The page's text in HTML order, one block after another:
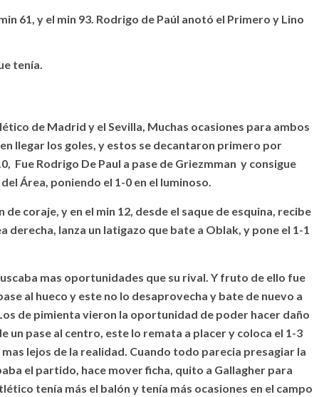
61, y el min 93. Rodrigo de Paúl anotó el Primero y Lino
tenía.
de Madrid y el Sevilla, Muchas ocasiones para ambos
llegar los goles, y estos se decantaron primero por
Fue Rodrigo De Paul a pase de Griezmman y consigue
Área, poniendo el 1-0 en el luminoso.
coraje, y en el min 12, desde el saque de esquina, recibe
lanza un latigazo que bate a Oblak, y pone el 1-1
mas oportunidades que su rival. Y fruto de ello fue
al hueco y este no lo desaprovecha y bate de nuevo a
de pimienta vieron la oportunidad de poder hacer daño
un pase al centro, este lo remata a placer y coloca el 1-3
lejos de la realidad. Cuando todo parecia presagiar la
el partido, hace mover ficha, quito a Gallagher para
tenía más el balón y tenía más ocasiones en el campo